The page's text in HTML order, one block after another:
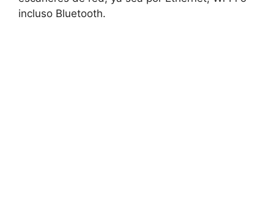
incluso Bluetooth.